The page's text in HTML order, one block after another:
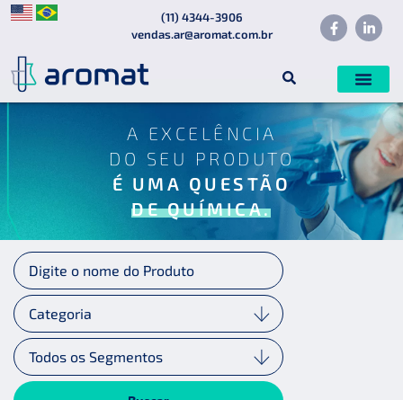
(11) 4344-3906
vendas.ar@aromat.com.br
A EXCELÊNCIA
DO SEU PRODUTO
É UMA QUESTÃO
DE QUÍMICA.